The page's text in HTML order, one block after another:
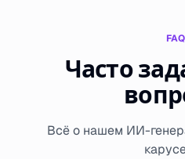
FAQ
Часто
Всё о нашем ИИ-